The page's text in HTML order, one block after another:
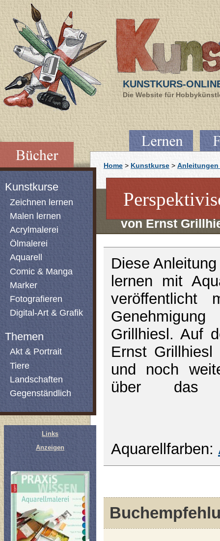
KUNSTKURS-
Die Website für
Kunstkurse
Zeichnen lernen
Malen lernen
Acrylmalerei
Ölmalerei
Aquarell
Comic & Manga
Marker
Fotografieren
Digital-Art & Grafik
Themen
Akt & Portrait
Tiere
Landschaften
Gegenständlich
Links
Anzeigen
Home > Kunstkurse > Anleitungen
von Ernst
Diese
lernen mit
veröffentlicht
Grillhiesl. Auf
Ernst
und noch
über das
Aquarellfarben: